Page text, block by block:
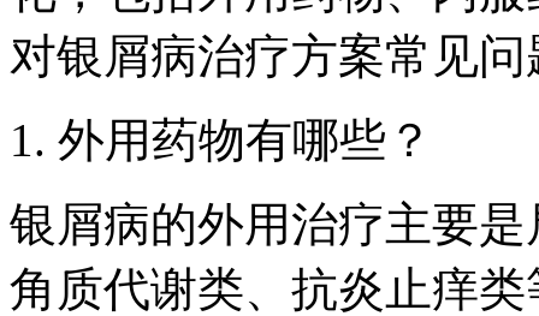
对银屑病治疗方案常见
1. 外用药物有哪些？
银屑病的外用治疗主要
角质代谢类、抗炎止痒